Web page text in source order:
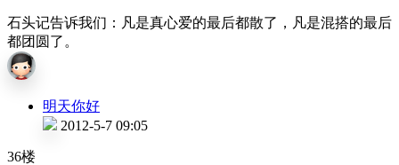
石头记告诉我们：凡是真心爱的最后都散了，凡是混搭的最后
都团圆了。
明天你好
2012-5-7 09:05
36楼